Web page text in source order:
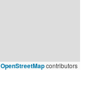
OpenStreetMapcontributors